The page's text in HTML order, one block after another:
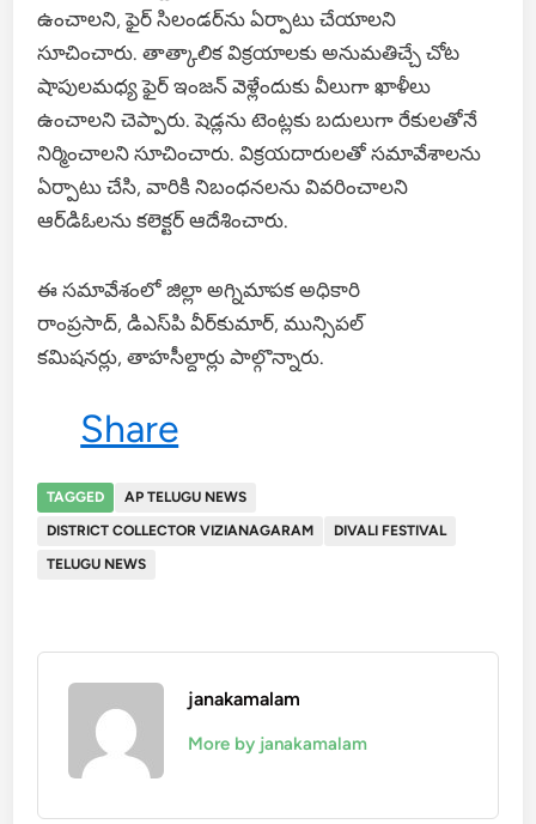
ఉంచాల‌ని, ఫైర్ సిలండ‌ర్‌ను ఏర్పాటు చేయాల‌ని
సూచించారు. తాత్కాలిక విక్ర‌యాల‌కు అనుమ‌తిచ్చే చోట
షాపుల‌మ‌ధ్య ఫైర్ ఇంజ‌న్ వెళ్లేందుకు వీలుగా ఖాళీలు
ఉంచాల‌ని చెప్పారు. షెడ్ల‌ను టెంట్ల‌కు బ‌దులుగా రేకుల‌తోనే
నిర్మించాల‌ని సూచించారు. విక్ర‌య‌దారుల‌తో స‌మావేశాల‌ను
ఏర్పాటు చేసి, వారికి నిబంధ‌న‌లను వివ‌రించాల‌ని
ఆర్‌డిఓల‌ను క‌లెక్ట‌ర్ ఆదేశించారు.
ఈ స‌మావేశంలో జిల్లా అగ్నిమాప‌క అధికారి
రాంప్ర‌సాద్‌, డిఎస్‌పి వీర్‌కుమార్‌, మున్సిప‌ల్
క‌మిష‌న‌ర్లు, తాహ‌సీల్దార్లు పాల్గొన్నారు.
Share
TAGGED
AP TELUGU NEWS
DISTRICT COLLECTOR VIZIANAGARAM
DIVALI FESTIVAL
TELUGU NEWS
janakamalam
More by janakamalam